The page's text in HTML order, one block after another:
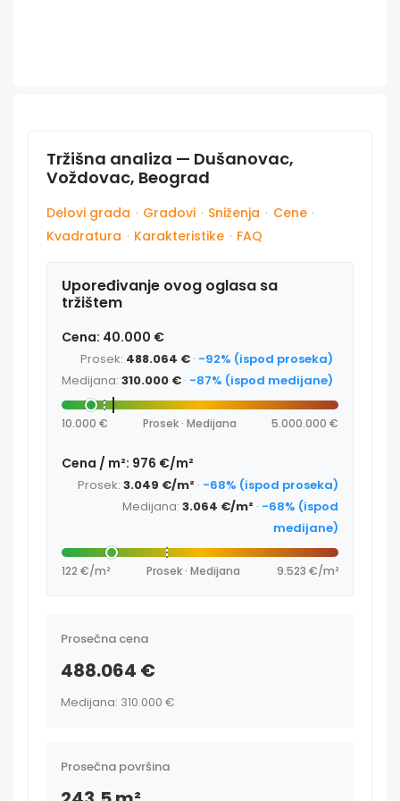
Tržišna analiza — Dušanovac,
Voždovac, Beograd
Delovi grada · Gradovi · Sniženja · Cene ·
Kvadratura · Karakteristike · FAQ
Upoređivanje ovog oglasa sa
tržištem
Cena: 40.000 €
Prosek: 488.064 € · -92% (ispod proseka)
Medijana: 310.000 € · -87% (ispod medijane)
10.000 € Prosek · Medijana 5.000.000 €
Cena / m²: 976 €/m²
Prosek: 3.049 €/m² · -68% (ispod proseka)
Medijana: 3.064 €/m² · -68% (ispod
medijane)
122 €/m² Prosek · Medijana 9.523 €/m²
Prosečna cena
488.064 €
Medijana: 310.000 €
Prosečna površina